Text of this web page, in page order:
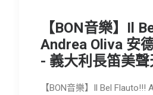
【BON音樂】Il
Andrea Oliva 安
- 義大利長笛美聲
【BON音樂】Il Bel Flauto!!!